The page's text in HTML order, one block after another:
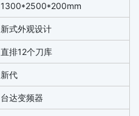
1300*2500*200mm
新式外观设计
直排12个刀库
新代
台达变频器